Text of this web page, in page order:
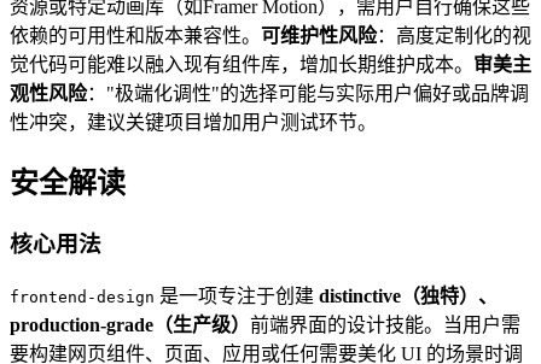
资源或特定动画库（如Framer Motion），需用户自行确保这些
依赖的可用性和版本兼容性。 可维护性风险：高度定制化的视
觉代码可能难以融入现有组件库，增加长期维护成本。 审美主
观性风险："极端化调性"的选择可能与实际用户偏好或品牌调
性冲突，建议关键项目增加用户测试环节。
安全解读
核心用法
frontend-design 是一项专注于创建 distinctive（独特）、
production-grade（生产级） 前端界面的设计技能。当用户需
要构建网页组件、页面、应用或任何需要美化 UI 的场景时调